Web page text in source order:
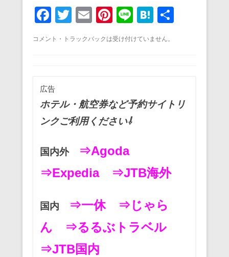
F
c
b
o
o
k
T
tt
E
ail
Pi
nt
er
Li
e
H
e
コメント・トラックバックは受け付けていません。
広告
ホテル・航空券など予約サイトリ
ンクご利用ください⇩
国内外
⇒Agoda
⇒Expedia
⇒JTB海外
国内 ⇒一休
⇒じゃら
ん
⇒るるぶトラベル
⇒JTB国内